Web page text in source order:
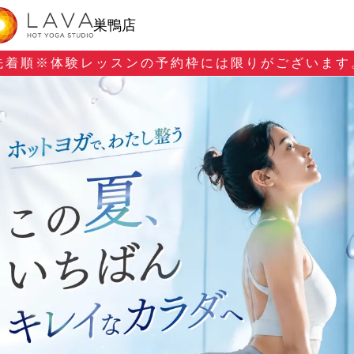
巣鴨店
順※ 体験レッスンの予約枠には限りがございます